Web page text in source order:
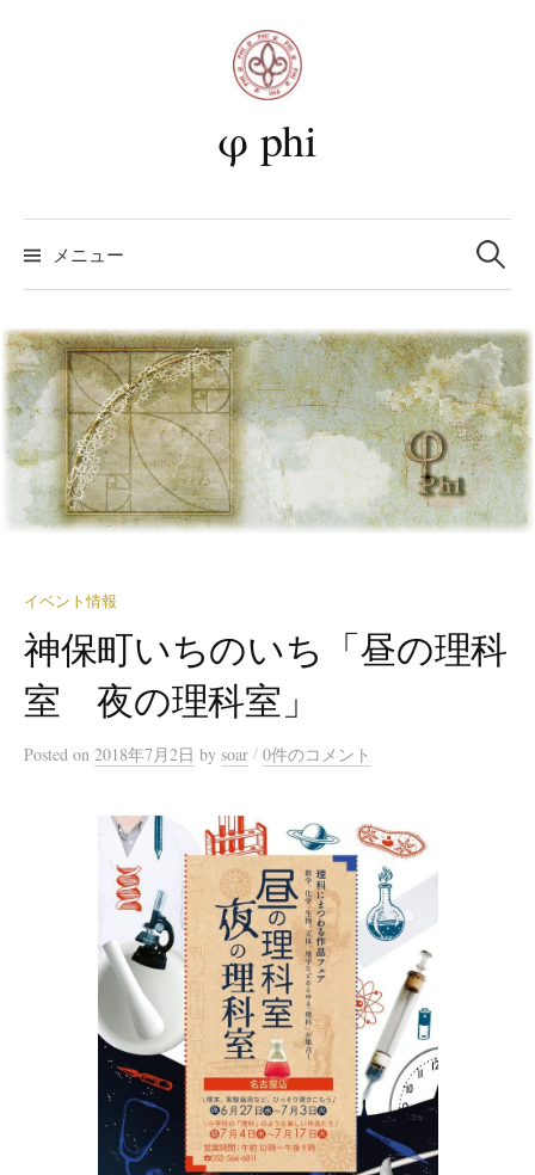
φ phi
メニュー
検
索:
イベント情報
神保町いちのいち「昼の理科
室 夜の理科室」
Posted on 2018年7月2日 by soar / 0件のコメント